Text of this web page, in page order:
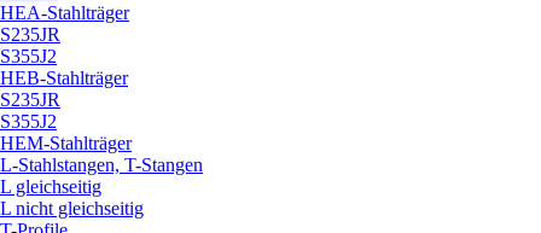
HEA-Stahlträger
S235JR
S355J2
HEB-Stahlträger
S235JR
S355J2
HEM-Stahlträger
L-Stahlstangen, T-Stangen
L gleichseitig
L nicht gleichseitig